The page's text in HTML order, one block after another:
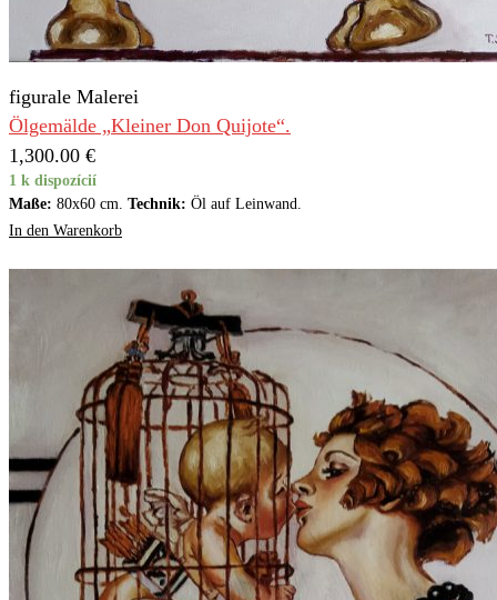
figurale Malerei
Ölgemälde „Kleiner Don Quijote“.
1,300.00 €
1 k dispozícií
Maße: 80x60 cm. Technik: Öl auf Leinwand.
In den Warenkorb